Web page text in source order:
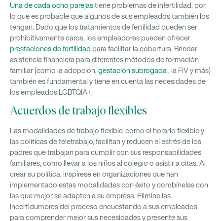
Una de cada ocho parejastiene problemas de infertilidad, por
lo que es probable que algunos de sus empleados también los
tengan. Dado que los tratamientos de fertilidad pueden ser
prohibitivamente caros, los empleadores pueden ofrecer
prestaciones de fertilidad para facilitar la cobertura. Brindar
asistencia financiera para diferentes métodos de formación
familiar (como la adopción, gestación subrogada, la FIV y más)
también es fundamental y tiene en cuenta las necesidades de
los empleados LGBTQIA+.
Acuerdos de trabajo flexibles
Las modalidades de trabajo flexible, como el horario flexible y
las políticas de teletrabajo, facilitan y reducen el estrés de los
padres que trabajan para cumplir con sus responsabilidades
familiares, como llevar a los niños al colegio o asistir a citas. Al
crear su política, inspírese en organizaciones que han
implementado estas modalidades con éxito y combínelas con
las que mejor se adapten a su empresa. Elimine las
incertidumbres del proceso encuestando a sus empleados
para comprender mejor sus necesidades y presente sus